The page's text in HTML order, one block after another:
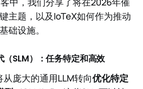
主题，以及IoTeX如何作为推动
础设施。
（SLM）：任务特定和高效
庞大的通用LLM转向优化特定